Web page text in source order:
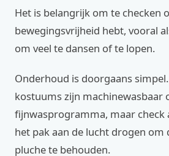
Het is belangrijk om te checken
bewegingsvrijheid hebt, vooral
om veel te dansen of te lopen.
Onderhoud is doorgaans
kostuums zijn machinewasbaar
fijnwasprogramma, maar check
het pak aan de lucht drogen om
pluche te behouden.